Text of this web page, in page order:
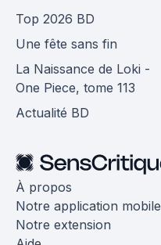
Top 2026 BD
Une fête sans fin
La Naissance de Loki -
One Piece, tome 113
Actualité BD
À propos
Notre application mobile
Notre extension